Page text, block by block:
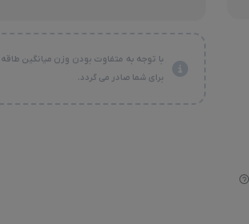
با توجه به متفاوت بودن وزن میانگین
برای شما صادر می گردد.